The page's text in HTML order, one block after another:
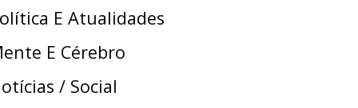
E Atualidades
E Cérebro
/ Social